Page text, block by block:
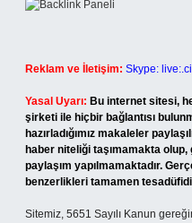
Reklam ve İletişim: Skype:
Yasal Uyarı: Bu internet sitesi,
şirketi ile hiçbir bağlantısı
hazırladığımız makaleler
haber niteliği taşımamakta
paylaşım yapılmamaktadır.
benzerlikleri tamamen
Sitemiz, 5651 Sayılı Kanun